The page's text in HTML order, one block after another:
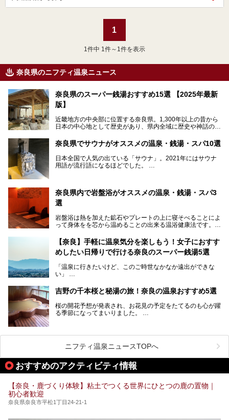
1
1 件中 1件～1件を表示
奈良県のニフティ温泉ニュース
奈良県のスーパー銭湯おすすめ15選 【2025年最新
版】
近畿地方の中央部に位置する奈良県。1,300年以上の昔から
日本の中心地として歴史があり、県内全域に歴史や神話の舞
界遺産があり、古代をそこかしこに感じられる地域です。
そんな奈良県のスーパー銭湯は、便利な街中にある施設か
ら、険しい山中にある秘湯までバラエティ豊か。ここでは、
奈良県で評判のスーパー銭湯をご紹介します。
奈良県でサウナがオススメの温泉・銭湯・スパ10選
日本全国で人気の出ている「サウナ」。2021年にはサウナ
用語が流行語になるほどでした。
中心部に近いサウナや郊外にあるアウトドアフィンランド式
サウナなど種類も豊富です。
奈良県にあるサウナでリフレッシュしませんか？
奈良県内で岩盤浴がオススメの温泉・銭湯・スパ3
選
岩盤浴は熱を加えた鉱石やプレートの上に寝そべることによ
って身体をを芯から温めることの出来る温浴健康法です。じ
果だけではなく、代謝が高まり健康や美容にも良い影響が期
待できます。今回はそんな岩盤浴にこだわった、奈良県内の
オススメ温泉・銭湯・スパ3ヶ所を紹介させていただきま
【奈良】手軽に温泉気分を楽しもう！女子におすす
めしたい日帰りで行ける奈良のスーパー銭湯5選
「温泉に行きたいけど、このご時世なかなか遠出ができな
い」
そんな方も多いのではないでしょうか？
お宿に泊まって観光地を巡るような温泉旅行がしたいけど、
まとまった時間が取れない時もありますよね。
芯までじんわり温まってリラックス効果も抜群。
今回は、奈良で行けるおすすめのスーパー銭湯を5つご紹介
したいと思います。
吉野の千本桜と秘湯の旅！奈良の温泉おすすめ5選
桜の開花予想が発表され、お花見の予定をたてるのも心が躍
る季節になってまいりました。
まれるくらい日本人の心を捉えて離さない名所中の名所があ
ります。それは奈良県の吉野山。
す。また吉野山を含む「紀伊山地の霊場と参詣道」はユネス
コの世界遺産に登録されており、修験道の霊場として荘厳な
開湯300年と歴史のある霊験あらたかな吉野の湯で、春を感
じる湯治の旅はいかがでしょう。
今回は奈良県吉野のおすすめ温泉を紹介いたします！
ニフティ温泉ニュースTOPへ
おすすめのアクティビティ情報
【奈良・鹿づくり体験】粘土でつくる世界にひとつの鹿の置物｜
初心者歓迎
奈良県奈良市平松1丁目24-21-1